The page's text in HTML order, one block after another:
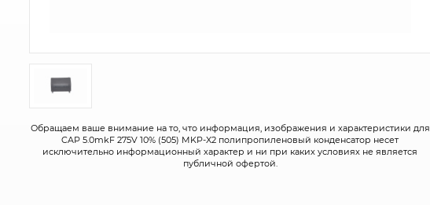
Обращаем ваше внимание на то, что информация, изображения и характеристики для
CAP 5.0mkF 275V 10% (505) MKP-X2 полипропиленовый конденсатор несет
исключительно информационный характер и ни при каких условиях не является
публичной офертой.